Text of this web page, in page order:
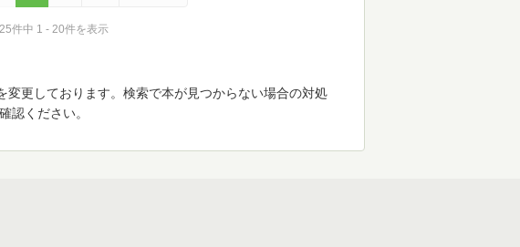
件中 1 - 20件を表示
変更しております。検索で本が見つからない場合の対処
認ください。